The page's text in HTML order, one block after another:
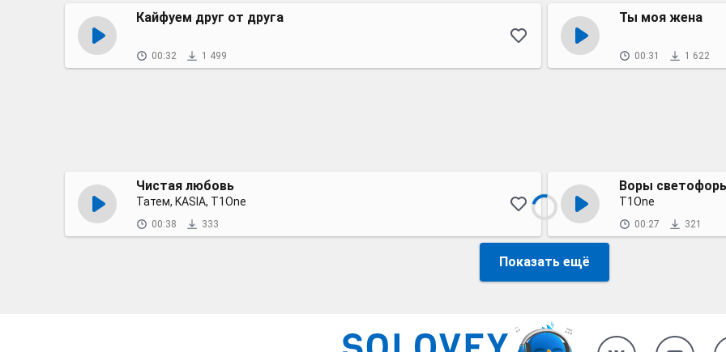
Кайфуем друг от друга
00:32 1 499
Ты моя жена
00:31 1 622
Чистая любовь
Татем, KASIA, T1One
00:38 333
Воры
T1One
00:27 321
Показать ещё